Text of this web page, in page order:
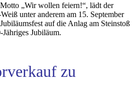
„Wir wollen feiern!“, lädt der
unter anderem am 15. September
auf die Anlag am Steinstoß
Jubiläum.
zu